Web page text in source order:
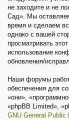
не заходите и не
Сад». Мы
время и сделаем
однако с вашей
просматривать
использование
обновления/
Наши форумы
обеспечения для
«они»,
«phpBB Limited»,
GNU General Public